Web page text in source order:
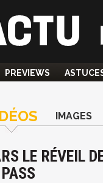
PREVIEWS
IMAGES
LE RÉVEIL